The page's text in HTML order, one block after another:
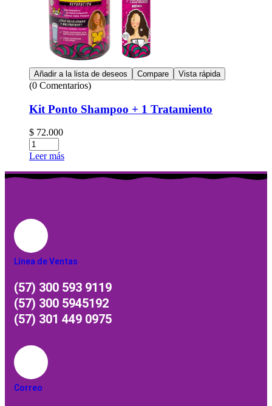
Añadir a la lista de deseos Compare Vista rápida
(0 Comentarios)
Kit Ponto Shampoo + 1 Tratamiento
$ 72.000
Leer más
Línea de Ventas
(57) 300 593 9119
(57) 300 5945192
(57) 301 449 0975
Correo